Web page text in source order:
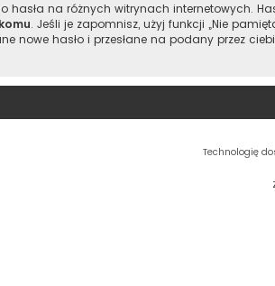
hasła na różnych witrynach internetowych.
. Jeśli je zapomnisz, użyj funkcji „Nie
hasło i przesłane na podany przez
Technologię